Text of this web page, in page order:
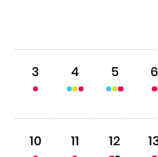
Museo de la
Fondo Editorial
3 4 5 6
10 11 12